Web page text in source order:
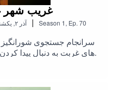
70. غریب
۱۴۰۴ آذر ۲, یکشنبه | Season 1, Ep. 70
سرانجام جستجوی شورانگیز
های غربت به دنبال پیدا کردن ردی از گم شده ی خود.